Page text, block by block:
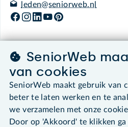
leden@seniorweb.nl
©2026 SeniorWeb
Algemene voorwaarden
Cookies en cookie-instellingen
Disclaimer
Privacybeleid
SeniorWeb
van cookies
SeniorWeb maakt gebruik van
beter te laten werken en te
we verzamelen met onze
Door op 'Akkoord' te klikken